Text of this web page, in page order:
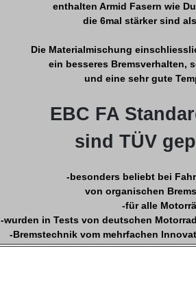
enthalten Armid Fasern wie
die 6mal stärker sind
Die Materialmischung
ein besseres Bremsverhalten,
und eine sehr gute
EBC FA
sind TÜV
-besonders beliebt bei
von organischen
-für alle
-wurden in Tests von deutschen
-Bremstechnik vom mehrfachen